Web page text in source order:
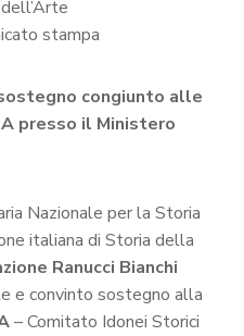
stampa
congiunto alle
presso il Ministero
Nazionale per la Storia
italiana di Storia della
Ranucci Bianchi
e convinto sostegno alla
– Comitato Idonei Storici